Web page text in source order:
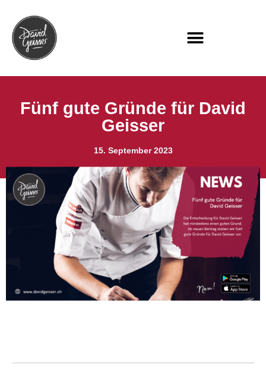
Fünf gute Gründe für David
Geisser
15. September 2023